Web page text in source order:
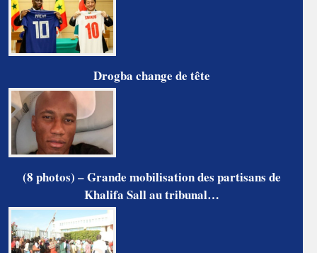
Drogba change de tête
(8 photos) – Grande mobilisation des partisans de
Khalifa Sall au tribunal…